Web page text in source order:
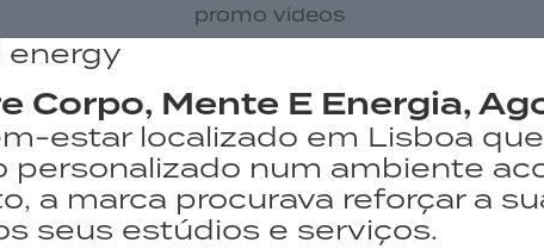
promo videos
energy
Corpo, Mente E Energia,
estar localizado em Lisboa
num ambiente
a marca procurava reforçar a
seus estúdios e serviços.